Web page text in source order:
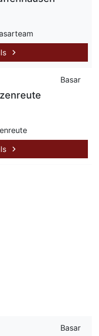
Basar
Basar